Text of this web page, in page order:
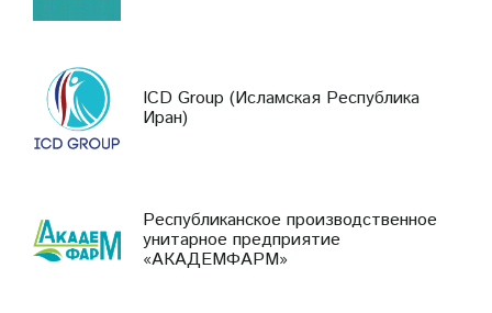
ICD Group (Исламская Республика
Иран)
Республиканское производственное
унитарное предприятие
«АКАДЕМФАРМ»